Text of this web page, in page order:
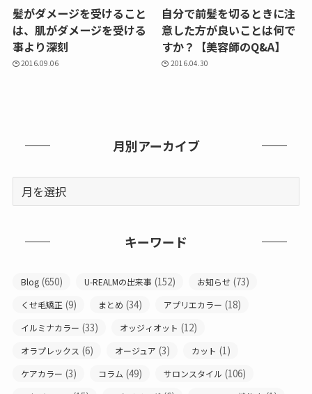
髪がダメージを受けること
は、肌がダメージを受ける
事より深刻
2016.09.06
自分で前髪を切るときに注
意した方が良いことは何で
すか？【美容師のQ&A】
2016.04.30
月別アーカイブ
キーワード
Blog (650) U-REALMの出来事 (152) お知らせ (73)
くせ毛矯正 (9) まとめ (34) アプリエカラー (18)
イルミナカラー (33) オッジィオット (12)
オラプレックス (6) オージュア (3) カット (1)
ケアカラー (3) コラム (49) サロンスタイル (106)